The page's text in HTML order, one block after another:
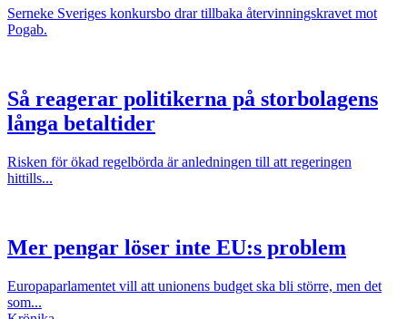
Serneke Sveriges konkursbo drar tillbaka återvinningskravet mot
Pogab.
Så reagerar politikerna på storbolagens
långa betaltider
Risken för ökad regelbörda är anledningen till att regeringen
hittills...
Mer pengar löser inte EU:s problem
Europaparlamentet vill att unionens budget ska bli större, men det
som...